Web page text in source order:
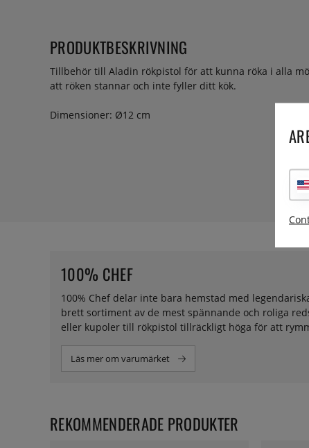
PRODUKTBESKRIVNING
Tillbehör till Aladin rökpistol för att kunna röka i alla
att röken stannar och inte fyller ditt kök.
Dimensioner: Ø12 cm
100% Chef delar inte bara hemstad med
brett sortiment av de mest spännande och roliga
eller kupoler till rökpistol tillräckligt höga för att
100% CHEF
Läs mer om varumärket
REKOMMENDERADE PRODUKTER